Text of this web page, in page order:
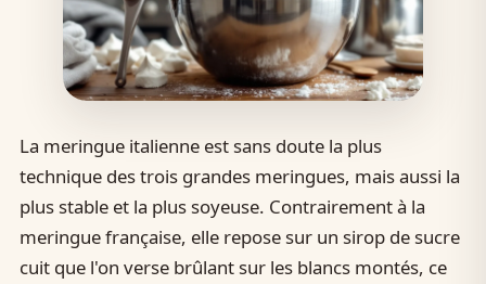
La meringue italienne est sans doute la plus
technique des trois grandes meringues, mais aussi la
plus stable et la plus soyeuse. Contrairement à la
meringue française, elle repose sur un sirop de sucre
cuit que l'on verse brûlant sur les blancs montés, ce